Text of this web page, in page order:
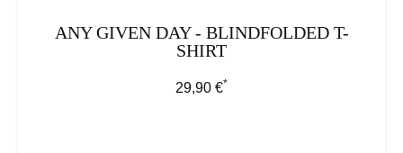
ANY GIVEN DAY - BLINDFOLDED T-
SHIRT
Regulärer Preis:
29,90 €*